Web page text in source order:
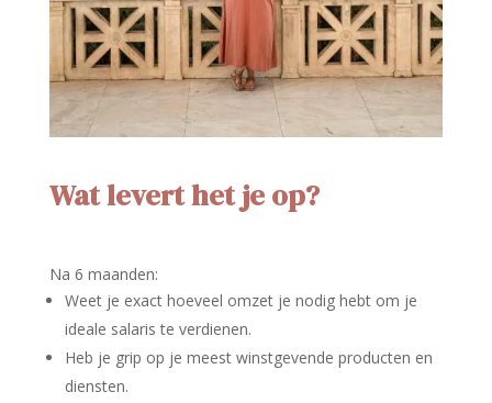
Wat levert het je op?
Na 6 maanden:
Weet je exact hoeveel omzet je nodig hebt om je
ideale salaris te verdienen.
Heb je grip op je meest winstgevende producten en
diensten.